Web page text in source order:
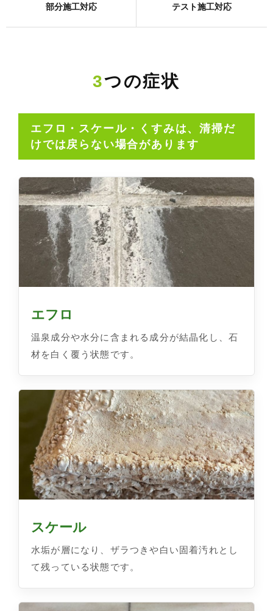
部分施工対応 テスト施工対応
3つの症状
エフロ・スケール・くすみは、清掃だ
けでは戻らない場合があります
エフロ
温泉成分や水分に含まれる成分が結晶化し、石
材を白く覆う状態です。
スケール
水垢が層になり、ザラつきや白い固着汚れとし
て残っている状態です。